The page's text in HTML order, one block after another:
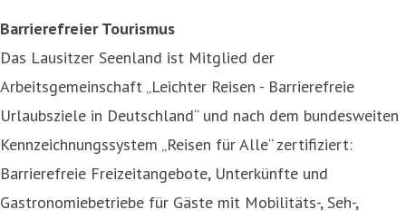
Barrierefreier Tourismus
Das Lausitzer Seenland ist Mitglied der
Arbeitsgemeinschaft „Leichter Reisen - Barrierefreie
Urlaubsziele in Deutschland“ und nach dem bundesweiten
Kennzeichnungssystem „Reisen für Alle“ zertifiziert:
Barrierefreie Freizeitangebote, Unterkünfte und
Gastronomiebetriebe für Gäste mit Mobilitäts-, Seh-,